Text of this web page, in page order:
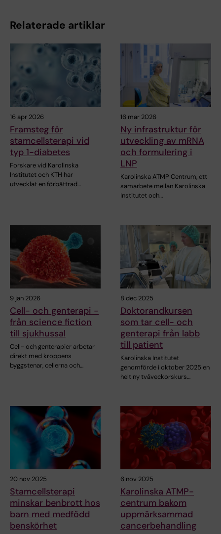
Relaterade artiklar
16 apr 2026
Framsteg för
stamcellsterapi vid
typ 1-diabetes
Forskare vid Karolinska
Institutet och KTH har
utvecklat en förbättrad…
16 mar 2026
Ny infrastruktur för
utveckling av mRNA
och formulering i
LNP
Karolinska ATMP Centrum, ett
samarbete mellan Karolinska
Institutet och…
9 jan 2026
Cell- och genterapi -
från science fiction
till sjukhussal
Cell- och genterapier arbetar
direkt med kroppens
byggstenar, cellerna och…
8 dec 2025
Doktorandkursen
som tar cell- och
genterapi från labb
till patient
Karolinska Institutet
genomförde i oktober 2025 en
helt ny tvåveckorskurs…
20 nov 2025
Stamcellsterapi
minskar benbrott hos
barn med medfödd
benskörhet
6 nov 2025
Karolinska ATMP-
centrum bakom
uppmärksammad
cancerbehandling